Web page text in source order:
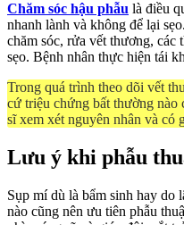
Chăm sóc hậu phẫu là điều
nhanh lành và không để lại
chăm sóc, rửa vết thương,
sẹo. Bệnh nhân thực hiện tái
Trong quá trình theo dõi vết
cứ triệu chứng bất thường nào
sĩ xem xét nguyên nhân và có
Lưu ý khi phẫu
Sụp mí dù là bẩm sinh hay do
nào cũng nên ưu tiên phẫu